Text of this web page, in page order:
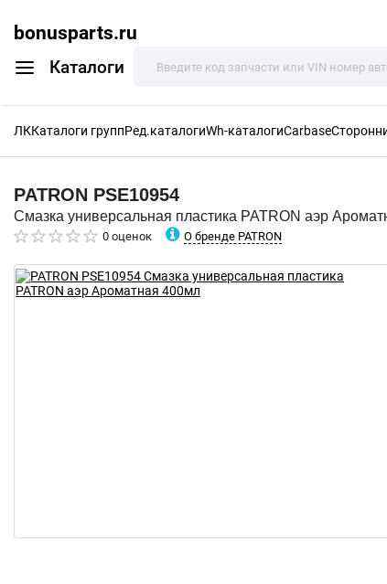
bonusparts.ru
Каталоги
ЛККаталоги группРед.каталогиWh-каталогиCarbase
PATRON PSE10954
Смазка универсальная пластика PATRON аэр
0 оценок О бренде PATRON